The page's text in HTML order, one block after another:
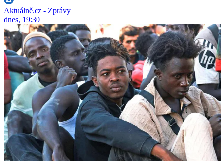
Aktuálně.cz - Zprávy
dnes, 19:30